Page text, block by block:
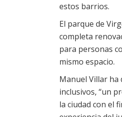
estos barrios.
El parque de
completa
para personas
mismo espacio.
Manuel Villar ha
inclusivos, “un
la ciudad con el